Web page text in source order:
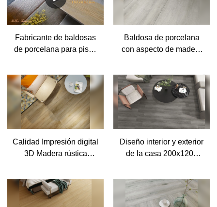
Fabricante de baldosas
de porcelana para pisos
Foshan de China - MoCo
Ceramica
Baldosa de porcelana
con aspecto de madera
de porcelana de pared
de cerámica de madera |
Superficies MoCo&
Cerámica
Calidad Impresión digital
3D Madera rústica
Baldosa de madera
Cerámica Fabricante
Diseño interior y exterior
de la casa 200x1200
baldosas de porcelana
baldosas de cerámica de